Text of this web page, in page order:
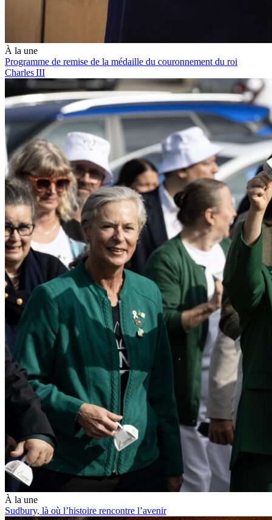
À la une
Programme de remise de la médaille du couronnement du roi
Charles III
À la une
Sudbury, là où l’histoire rencontre l’avenir